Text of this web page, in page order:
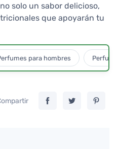
solo un sabor delicioso,
que apoyarán tu
para hombres